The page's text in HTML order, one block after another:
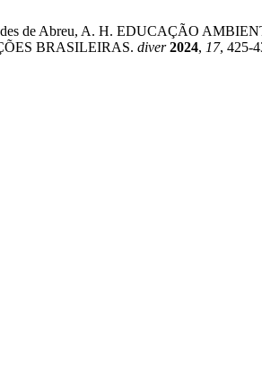
de Abreu, A. H. EDUCAÇÃO
BRASILEIRAS. diver 2024, 17, 425-